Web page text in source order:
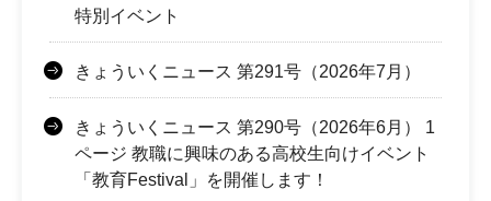
特別イベント
きょういくニュース 第291号（2026年7月）
きょういくニュース 第290号（2026年6月） 1
ページ 教職に興味のある高校生向けイベント
「教育Festival」を開催します！